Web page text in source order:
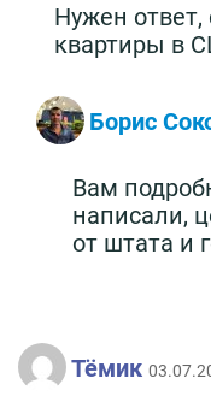
Нужен ответ,
квартиры в
Борис
Вам
написали,
от штата и
Тёмик